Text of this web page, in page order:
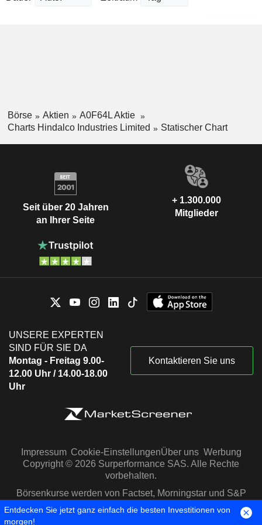
Börse Aktien
A0F64L Aktie
Charts Hindalco Industries Limited
Statischer Chart
Seit über 20 Jahren
an Ihrer Seite
+ 1.300.000
Mitglieder
UNSERE EXPERTEN
SIND FÜR SIE DA
Montag - Freitag 9.00-
12.00 Uhr / 14.00-18.00
Uhr
Kontaktieren Sie uns
Impressum Cookie-EinstellungenÜber uns Werbung
Copyright © 2026 Surperformance SAS. Alle Rechte
vorbehalten.
Börsenkurse werden von Factset, Morningstar und S&P
Capital IQ zur Verfügung gestellt
Entdecken Sie jetzt ganz einfach die besten Investitionen von
morgen!